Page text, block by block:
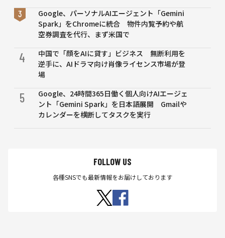
Google、パーソナルAIエージェント「Gemini
Spark」をChromeに統合 物件内覧予約や航
空券調査を代行、まず米国で
4
中国で「顔をAIに貸す」ビジネス 無断利用を
逆手に、AIドラマ向け肖像ライセンス市場が登
場
5
Google、24時間365日働く個人向けAIエージェ
ント「Gemini Spark」を日本語展開 Gmailや
カレンダーを横断してタスクを実行
FOLLOW US
各種SNSでも最新情報をお届けしております